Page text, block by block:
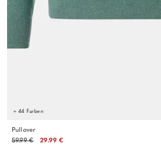
+ 44 Farben
Pullover
59.99 €
29.99 €